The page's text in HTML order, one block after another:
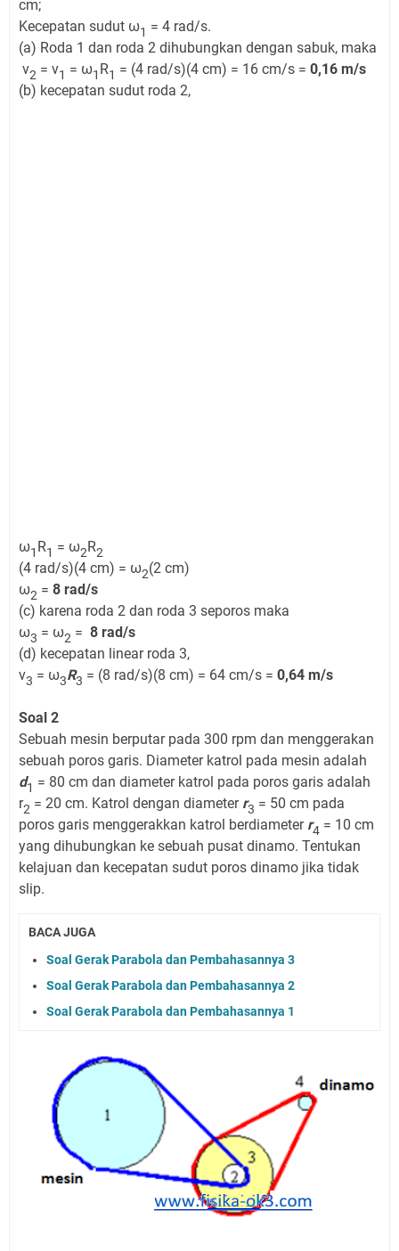
cm;
Kecepatan sudut ω1 = 4 rad/s.
(a) Roda 1 dan roda 2 dihubungkan dengan sabuk, maka
v2 = v1 = ω1 R1 = (4 rad/s)(4 cm) = 16 cm/s = 0,16 m/s
(b) kecepatan sudut roda 2,
ω1 R1 = ω2R2
(4 rad/s)(4 cm) = ω2(2 cm)
ω2 = 8 rad/s
(c) karena roda 2 dan roda 3 seporos maka
ω3 = ω2 = 8 rad/s
(d) kecepatan linear roda 3,
v3 = ω3R3 = (8 rad/s)(8 cm) = 64 cm/s = 0,64 m/s
Soal 2
Sebuah mesin berputar pada 300 rpm dan menggerakan
sebuah poros garis. Diameter katrol pada mesin adalah
d1 = 80 cm dan diameter katrol pada poros garis adalah
r2 = 20 cm. Katrol dengan diameter r3 = 50 cm pada
poros garis menggerakkan katrol berdiameter r4 = 10 cm
yang dihubungkan ke sebuah pusat dinamo. Tentukan
kelajuan dan kecepatan sudut poros dinamo jika tidak
slip.
BACA JUGA
Soal Gerak Parabola dan Pembahasannya 3
Soal Gerak Parabola dan Pembahasannya 2
Soal Gerak Parabola dan Pembahasannya 1